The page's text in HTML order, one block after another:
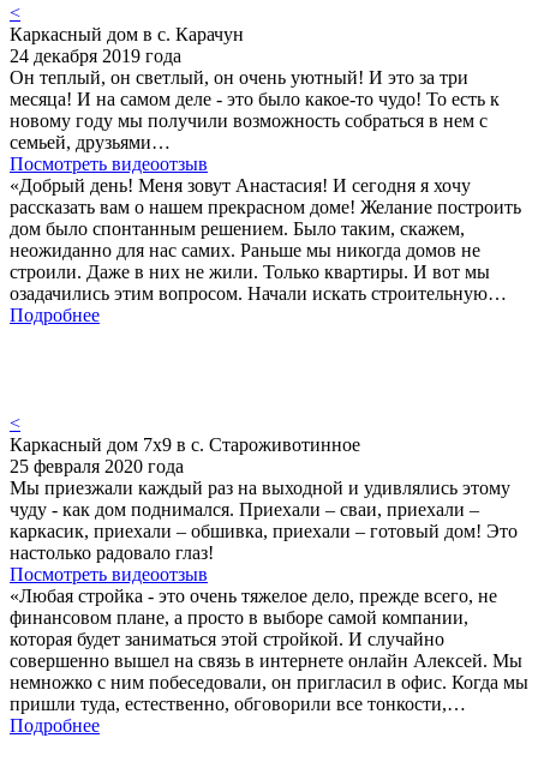
<
Каркасный дом в с. Карачун
24 декабря 2019 года
Он теплый, он светлый, он очень уютный! И это за три
месяца! И на самом деле - это было какое-то чудо! То есть к
новому году мы получили возможность собраться в нем с
семьей, друзьями…
Посмотреть видеоотзыв
«Добрый день! Меня зовут Анастасия! И сегодня я хочу
рассказать вам о нашем прекрасном доме! Желание построить
дом было спонтанным решением. Было таким, скажем,
неожиданно для нас самих. Раньше мы никогда домов не
строили. Даже в них не жили. Только квартиры. И вот мы
озадачились этим вопросом. Начали искать строительную…
Подробнее
<
Каркасный дом 7х9 в с. Староживотинное
25 февраля 2020 года
Мы приезжали каждый раз на выходной и удивлялись этому
чуду - как дом поднимался. Приехали – сваи, приехали –
каркасик, приехали – обшивка, приехали – готовый дом! Это
настолько радовало глаз!
Посмотреть видеоотзыв
«Любая стройка - это очень тяжелое дело, прежде всего, не
финансовом плане, а просто в выборе самой компании,
которая будет заниматься этой стройкой. И случайно
совершенно вышел на связь в интернете онлайн Алексей. Мы
немножко с ним побеседовали, он пригласил в офис. Когда мы
пришли туда, естественно, обговорили все тонкости,…
Подробнее